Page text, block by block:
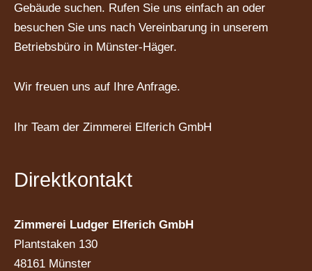
Gebäude suchen. Rufen Sie uns einfach an oder
besuchen Sie uns nach Vereinbarung in unserem
Betriebsbüro in Münster-Häger.
Wir freuen uns auf Ihre Anfrage.
Ihr Team der Zimmerei Elferich GmbH
Direktkontakt
Zimmerei Ludger Elferich GmbH
Plantstaken 130
48161 Münster